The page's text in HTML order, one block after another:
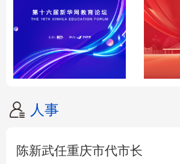
人事
陈新武任重庆市代市长